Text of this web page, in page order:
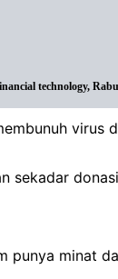
technology,
virus
sekadar
punya minat